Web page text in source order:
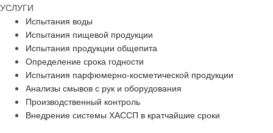
УСЛУГИ
Испытания воды
Испытания пищевой продукции
Испытания продукции общепита
Определение срока годности
Испытания парфюмерно-косметической продукции
Анализы смывов с рук и оборудования
Производственный контроль
Внедрение системы ХАССП в кратчайшие сроки